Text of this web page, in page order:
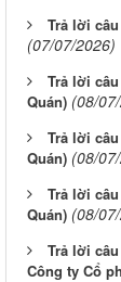
Trả lời
(07/07/2026)
Trả lời
Quán) (08/
Trả lời
Quán) (08/
Trả lời
Quán) (08/
Trả lời
Công ty Cổ